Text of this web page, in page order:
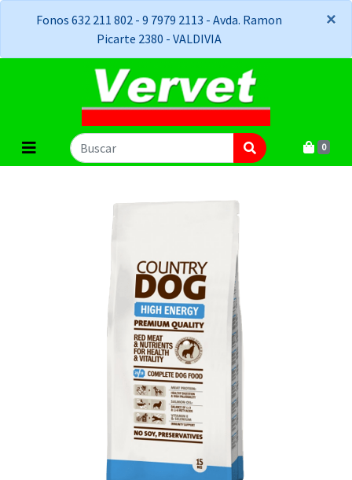
Fonos 632 211 802 - 9 7979 2113 - Avda. Ramon
Picarte 2380 - VALDIVIA
×
×
0